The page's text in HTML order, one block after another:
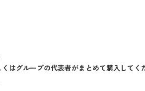
はグループの代表者がまとめて購入してく